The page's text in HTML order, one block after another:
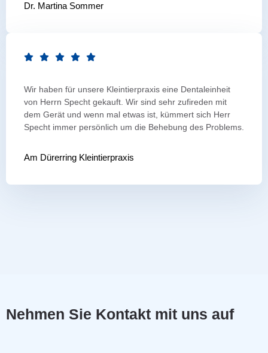
Dr. Martina Sommer
Wir haben für unsere Kleintierpraxis eine Dentaleinheit
von Herrn Specht gekauft. Wir sind sehr zufireden mit
dem Gerät und wenn mal etwas ist, kümmert sich Herr
Specht immer persönlich um die Behebung des Problems.
Am Dürerring Kleintierpraxis
Nehmen Sie Kontakt mit uns auf